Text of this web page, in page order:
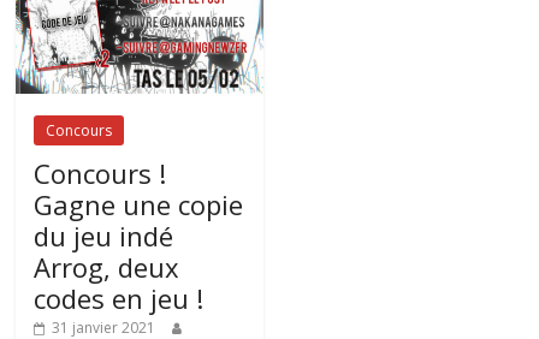
Concours
Concours !
Gagne une copie
du jeu indé
Arrog, deux
codes en jeu !
31 janvier 2021